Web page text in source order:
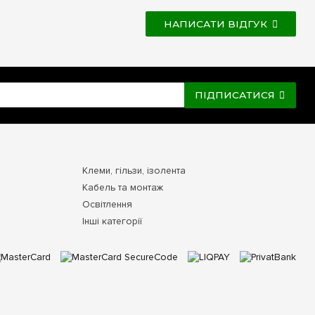
НАПИСАТИ ВІДГУК
ПІДПИСАТИСЯ
Клеми, гільзи, ізолента
Кабель та монтаж
Освітлення
Інші категорії